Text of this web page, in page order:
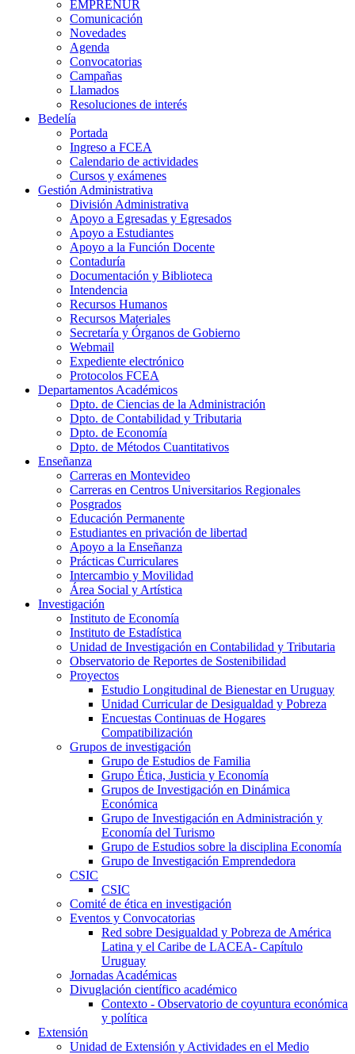
EMPRENUR
Comunicación
Novedades
Agenda
Convocatorias
Campañas
Llamados
Resoluciones de interés
Bedelía
Portada
Ingreso a FCEA
Calendario de actividades
Cursos y exámenes
Gestión Administrativa
División Administrativa
Apoyo a Egresadas y Egresados
Apoyo a Estudiantes
Apoyo a la Función Docente
Contaduría
Documentación y Biblioteca
Intendencia
Recursos Humanos
Recursos Materiales
Secretaría y Órganos de Gobierno
Webmail
Expediente electrónico
Protocolos FCEA
Departamentos Académicos
Dpto. de Ciencias de la Administración
Dpto. de Contabilidad y Tributaria
Dpto. de Economía
Dpto. de Métodos Cuantitativos
Enseñanza
Carreras en Montevideo
Carreras en Centros Universitarios Regionales
Posgrados
Educación Permanente
Estudiantes en privación de libertad
Apoyo a la Enseñanza
Prácticas Curriculares
Intercambio y Movilidad
Área Social y Artística
Investigación
Instituto de Economía
Instituto de Estadística
Unidad de Investigación en Contabilidad y Tributaria
Observatorio de Reportes de Sostenibilidad
Proyectos
Estudio Longitudinal de Bienestar en Uruguay
Unidad Curricular de Desigualdad y Pobreza
Encuestas Continuas de Hogares
Compatibilización
Grupos de investigación
Grupo de Estudios de Familia
Grupo Ética, Justicia y Economía
Grupos de Investigación en Dinámica
Económica
Grupo de Investigación en Administración y
Economía del Turismo
Grupo de Estudios sobre la disciplina Economía
Grupo de Investigación Emprendedora
CSIC
CSIC
Comité de ética en investigación
Eventos y Convocatorias
Red sobre Desigualdad y Pobreza de América
Latina y el Caribe de LACEA- Capítulo
Uruguay
Jornadas Académicas
Divuglación científico académico
Contexto - Observatorio de coyuntura económica
y política
Extensión
Unidad de Extensión y Actividades en el Medio